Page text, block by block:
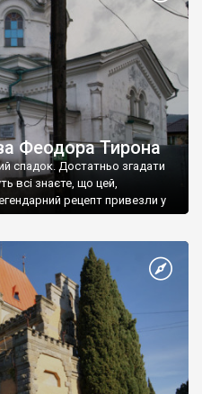
Феодора Тирона
спадок. Достатньо згадати
всі знаєте, що цей,
рецепт привезли у